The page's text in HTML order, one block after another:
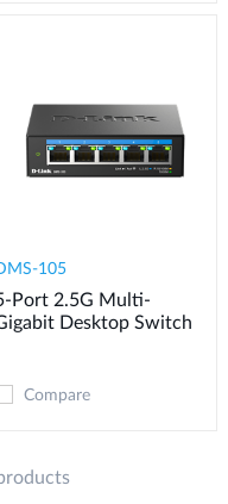
105
Port 2.5G Multi-
Desktop Switch
Compare